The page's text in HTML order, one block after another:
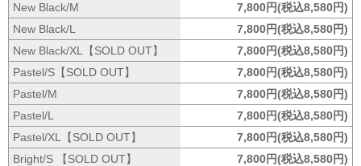
New Black/M
7,800円(税込8,580円)
New Black/L
7,800円(税込8,580円)
New Black/XL【SOLD OUT】
7,800円(税込8,580円)
Pastel/S【SOLD OUT】
7,800円(税込8,580円)
Pastel/M
7,800円(税込8,580円)
Pastel/L
7,800円(税込8,580円)
Pastel/XL【SOLD OUT】
7,800円(税込8,580円)
Bright/S 【SOLD OUT】
7,800円(税込8,580円)